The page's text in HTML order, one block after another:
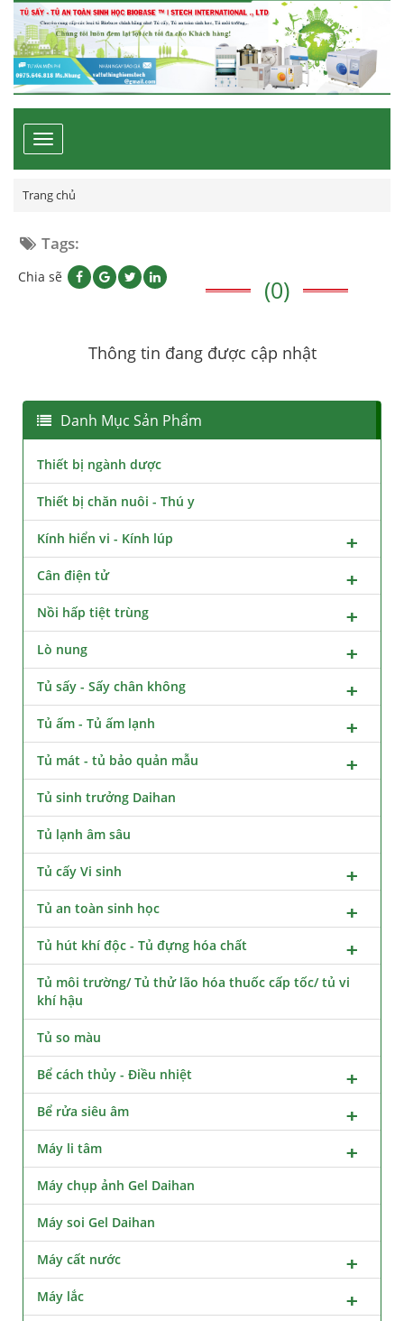
Toggle
navigation
Trang chủ
Tags:
(0)
Chia sẽ
Thông tin đang được cập nhật
Danh Mục Sản Phẩm
Thiết bị ngành dược
Thiết bị chăn nuôi - Thú y
Kính hiển vi - Kính lúp
Cân điện tử
Nồi hấp tiệt trùng
Lò nung
Tủ sấy - Sấy chân không
Tủ ấm - Tủ ấm lạnh
Tủ mát - tủ bảo quản mẫu
Tủ sinh trưởng Daihan
Tủ lạnh âm sâu
Tủ cấy Vi sinh
Tủ an toàn sinh học
Tủ hút khí độc - Tủ đựng hóa chất
Tủ môi trường/ Tủ thử lão hóa thuốc cấp tốc/ tủ vi
khí hậu
Tủ so màu
Bể cách thủy - Điều nhiệt
Bể rửa siêu âm
Máy li tâm
Máy chụp ảnh Gel Daihan
Máy soi Gel Daihan
Máy cất nước
Máy lắc